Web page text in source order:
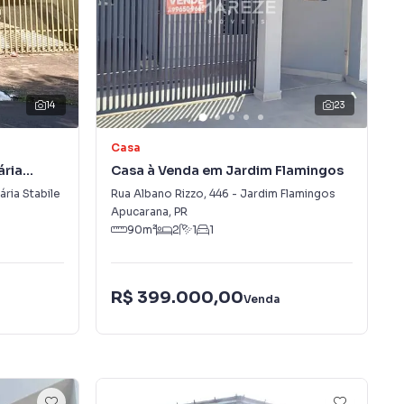
14
Stabile
23
Casa
Casa à Venda em Jardim Flamingos
Rua Albano Rizzo, 446 - Jardim Flamingos
Apucarana, PR
90m² 2 1 1
R$ 399.000,00Venda